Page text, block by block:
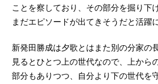
ことを察しており、その部分を掘り下
まだエピソードが出てきそうだと活躍
新発田勝成は夕歌とはまた別の分家の
見るとひとつ上の世代なので、上から
部分もありつつ、自分より下の世代を